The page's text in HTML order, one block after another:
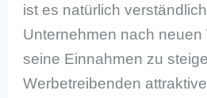
ist es natürlich
Unternehmen nach
seine Einnahmen zu
Werbetreibenden